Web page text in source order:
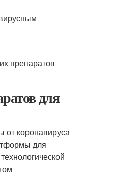
препаратов
для
от коронавируса
для